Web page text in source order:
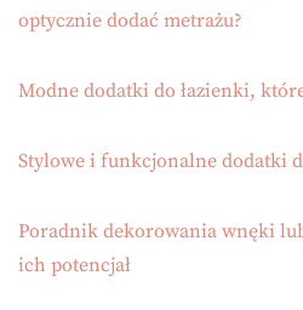
optycznie dodać metrażu?
Modne dodatki do łazienki,
Stylowe i funkcjonalne dodatki
Poradnik dekorowania wnęki
ich potencjał